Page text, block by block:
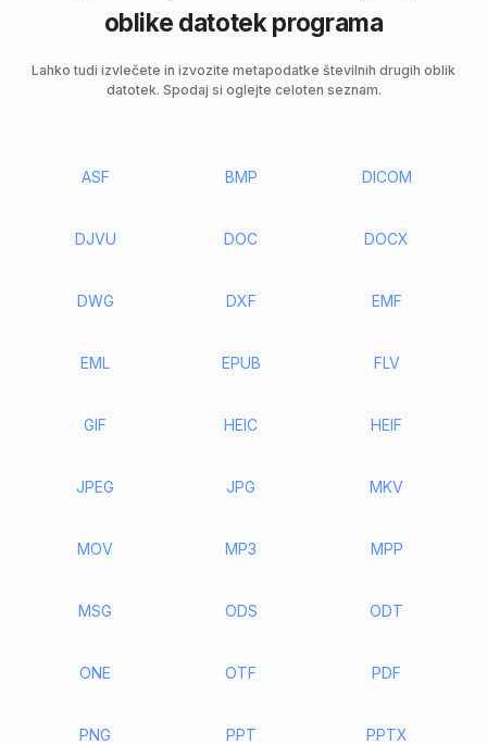
oblike datotek programa
Lahko tudi izvlečete in izvozite metapodatke številnih drugih oblik
datotek. Spodaj si oglejte celoten seznam.
ASF BMP DICOM
DJVU DOC DOCX
DWG DXF EMF
EML EPUB FLV
GIF HEIC HEIF
JPEG JPG MKV
MOV MP3 MPP
MSG ODS ODT
ONE OTF PDF
PNG PPT PPTX